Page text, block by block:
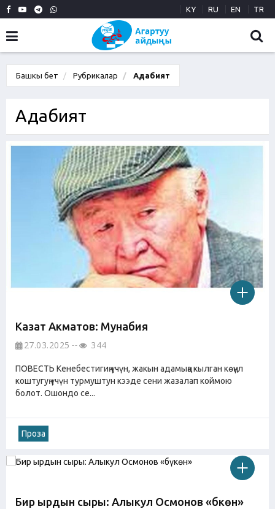
KY RU EN TR
Башкы бет Рубрикалар Адабият
Адабият
Казат Акматов: Мунабия
27.03.2025 344
ПОВЕСТЬ Кенебестигиң үчүн, жакын адамыңа кылган көңүл
коштугуң үчүн турмуштун кээде сени жазалап коймою
болот. Ошондо се...
Проза
Бир ырдын сыры: Алыкул Осмонов «бүкөн»